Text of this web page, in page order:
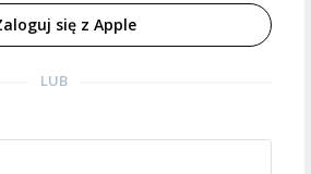
się z Apple
LUB